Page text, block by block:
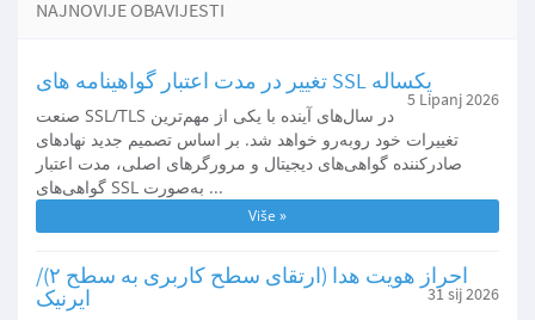
NAJNOVIJE OBAVIJESTI
تغییر در مدت اعتبار گواهینامه های SSL یکساله
5 Lipanj 2026
صنعت SSL/TLS در سال‌های آینده با یکی از مهم‌ترین
تغییرات خود روبه‌رو خواهد شد. بر اساس تصمیم جدید نهادهای
صادرکننده گواهی‌های دیجیتال و مرورگرهای اصلی، مدت اعتبار
گواهی‌های SSL به‌صورت ...
Više »
احراز هویت هدا (ارتقای سطح کاربری به سطح ۲)/
ایرنیک
31 sij 2026